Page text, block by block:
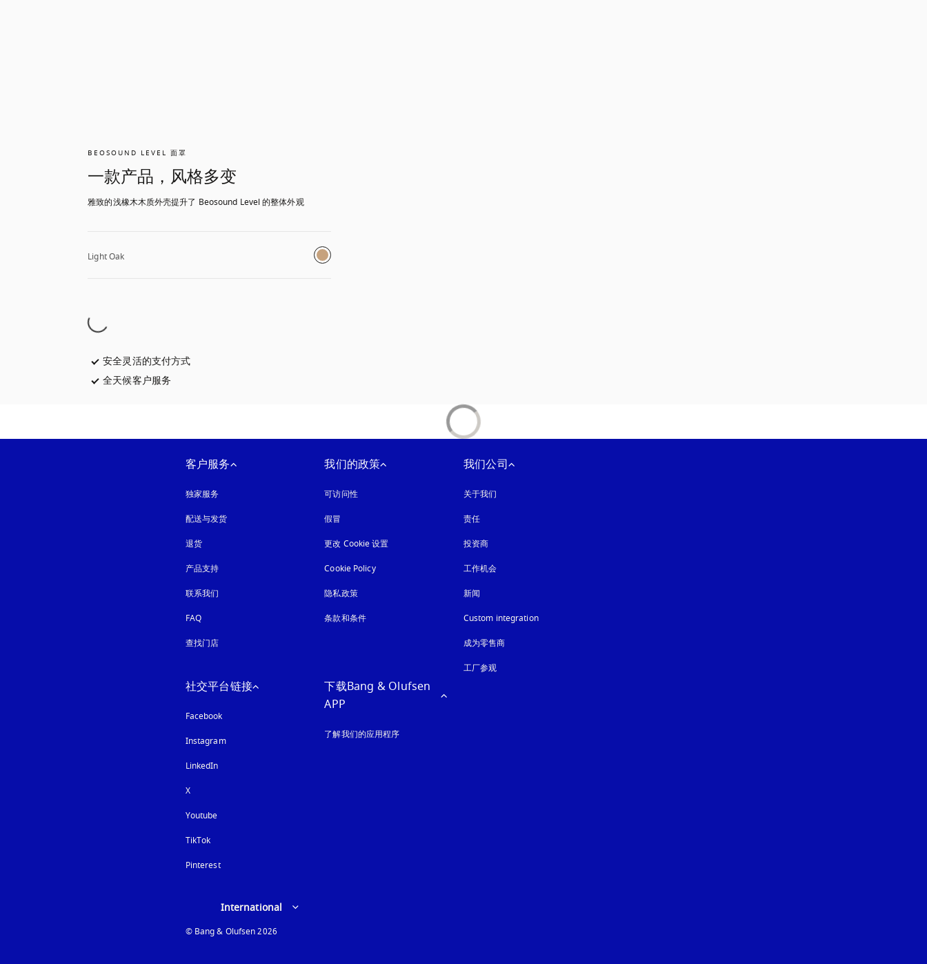
BEOSOUND LEVEL 面罩
一款产品，风格多变
雅致的浅橡木木质外壳提升了 Beosound Level 的整体外观
Light Oak
安全灵活的支付方式
全天候客户服务
客户服务
独家服务
配送与发货
退货
产品支持
联系我们
FAQ
查找门店
我们的政策
可访问性在新选项卡中打开
假冒
更改 Cookie 设置
Cookie Policy在新选项卡中打开
隐私政策在新选项卡中打开
条款和条件
我们公司
关于我们
责任
投资商
工作机会
新闻
Custom integration
成为零售商
工厂参观
社交平台链接
Facebook
Instagram在新选项卡中打开
LinkedIn
X
Youtube
TikTok
Pinterest
下载Bang & Olufsen
APP
了解我们的应用程序
Select country and language
International
© Bang & Olufsen 2026